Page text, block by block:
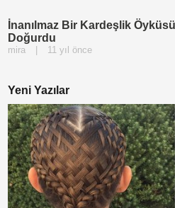
İnanılmaz Bir Kardeşlik
Doğurdu
mira 11 yıl önce
Yeni Yazılar